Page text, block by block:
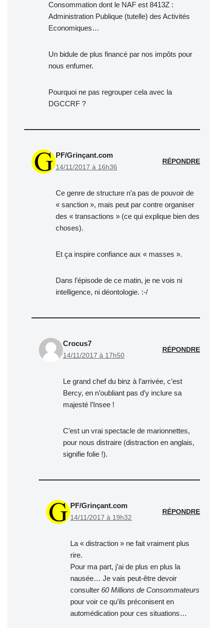
Consommation dont le NAF est 8413Z :
Administration Publique (tutelle) des Activités
Economiques…
Un bidule de plus financé par nos impôts pour
nous enfumer.
Pourquoi ne pas regrouper cela avec la
DGCCRF ?
PF/Grinçant.com
14/11/2017 à 16h36
RÉPONDRE
Ce genre de structure n’a pas de pouvoir de
« sanction », mais peut par contre organiser
des « transactions » (ce qui explique bien des
choses).
Et ça inspire confiance aux « masses ».
Dans l’épisode de ce matin, je ne vois ni
intelligence, ni déontologie. :-/
Crocus7
14/11/2017 à 17h50
RÉPONDRE
Le grand chef du binz à l’arrivée, c’est
Bercy, en n’oubliant pas d’y inclure sa
majesté l’Insee !
C’est un vrai spectacle de marionnettes,
pour nous distraire (distraction en anglais,
signifie folie !).
PF/Grinçant.com
14/11/2017 à 19h32
RÉPONDRE
La « distraction » ne fait vraiment plus
rire.
Pour ma part, j’ai de plus en plus la
nausée… Je vais peut-être devoir
consulter 60 Millions de Consommateurs
pour voir ce qu’ils préconisent en
automédication pour ces situations…